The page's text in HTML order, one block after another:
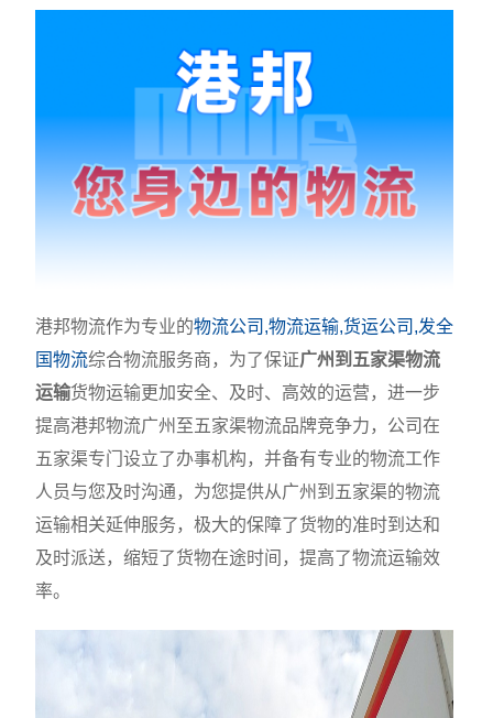
港邦物流作为专业的物流公司,物流运输,货运公司,发全
国物流综合物流服务商，为了保证广州到五家渠物流
运输货物运输更加安全、及时、高效的运营，进一步
提高港邦物流广州至五家渠物流品牌竞争力，公司在
五家渠专门设立了办事机构，并备有专业的物流工作
人员与您及时沟通，为您提供从广州到五家渠的物流
运输相关延伸服务，极大的保障了货物的准时到达和
及时派送，缩短了货物在途时间，提高了物流运输效
率。